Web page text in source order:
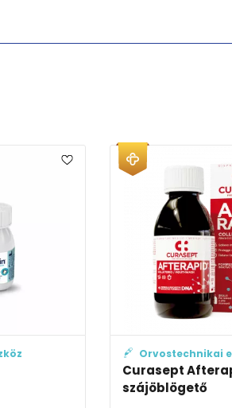
Orvostechnikai eszköz
Curasept Afterapid DNA
szájöblögető